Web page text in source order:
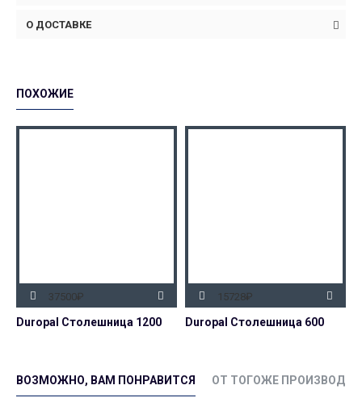
О ДОСТАВКЕ
ПОХОЖИЕ
Duropal Столешница 1200
37500₽
Duropal Столешница 600
15728₽
ВОЗМОЖНО, ВАМ ПОНРАВИТСЯ ОТ ТОГОЖЕ